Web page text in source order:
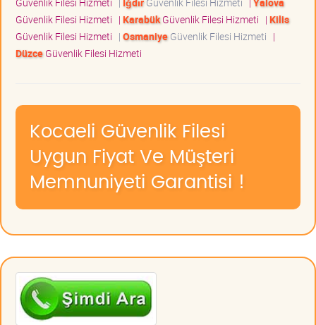
Güvenlik Filesi Hizmeti | KarabükGüvenlik Filesi Hizmeti | Kilis
Güvenlik Filesi Hizmeti | OsmaniyeGüvenlik Filesi Hizmeti |
DüzceGüvenlik Filesi Hizmeti
Kocaeli Güvenlik Filesi
Uygun Fiyat Ve Müşteri
Memnuniyeti Garantisi !